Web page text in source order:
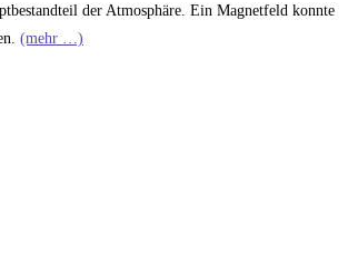
der Atmosphäre. Ein Magnetfeld konnte
(mehr …)